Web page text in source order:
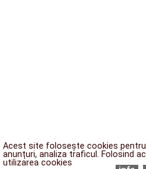
Acest site folosește cookies
anunțuri, analiza traficul. Folosind
utilizarea cookies